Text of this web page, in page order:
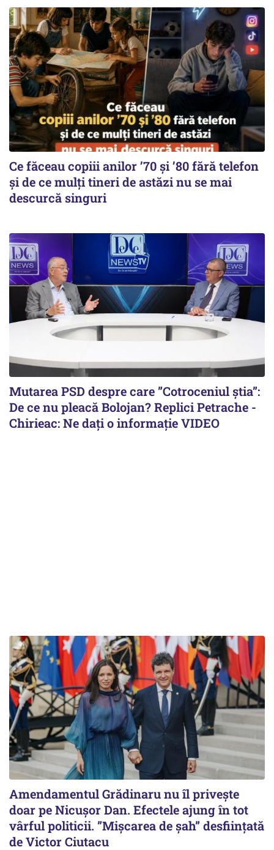
Ce făceau copiii anilor ’70 și ’80 fără telefon
și de ce mulți tineri de astăzi nu se mai
descurcă singuri
Mutarea PSD despre care ”Cotroceniul știa”:
De ce nu pleacă Bolojan? Replici Petrache -
Chirieac: Ne dați o informație VIDEO
Amendamentul Grădinaru nu îl privește
doar pe Nicușor Dan. Efectele ajung în tot
vârful politicii. ”Mișcarea de șah” desființată
de Victor Ciutacu